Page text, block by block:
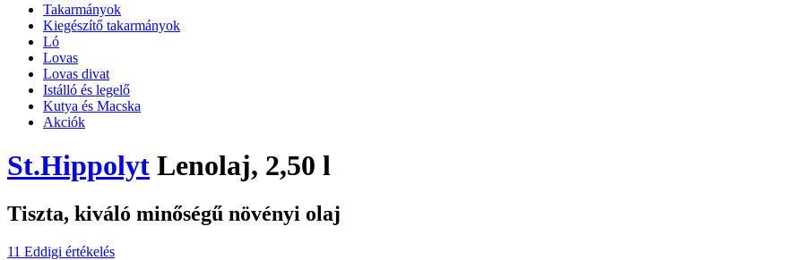
Takarmányok
Kiegészítő takarmányok
Ló
Lovas
Lovas divat
Istálló és legelő
Kutya és Macska
Akciók
St.Hippolyt Lenolaj, 2,50 l
Tiszta, kiváló minőségű növényi olaj
11 Eddigi értékelés